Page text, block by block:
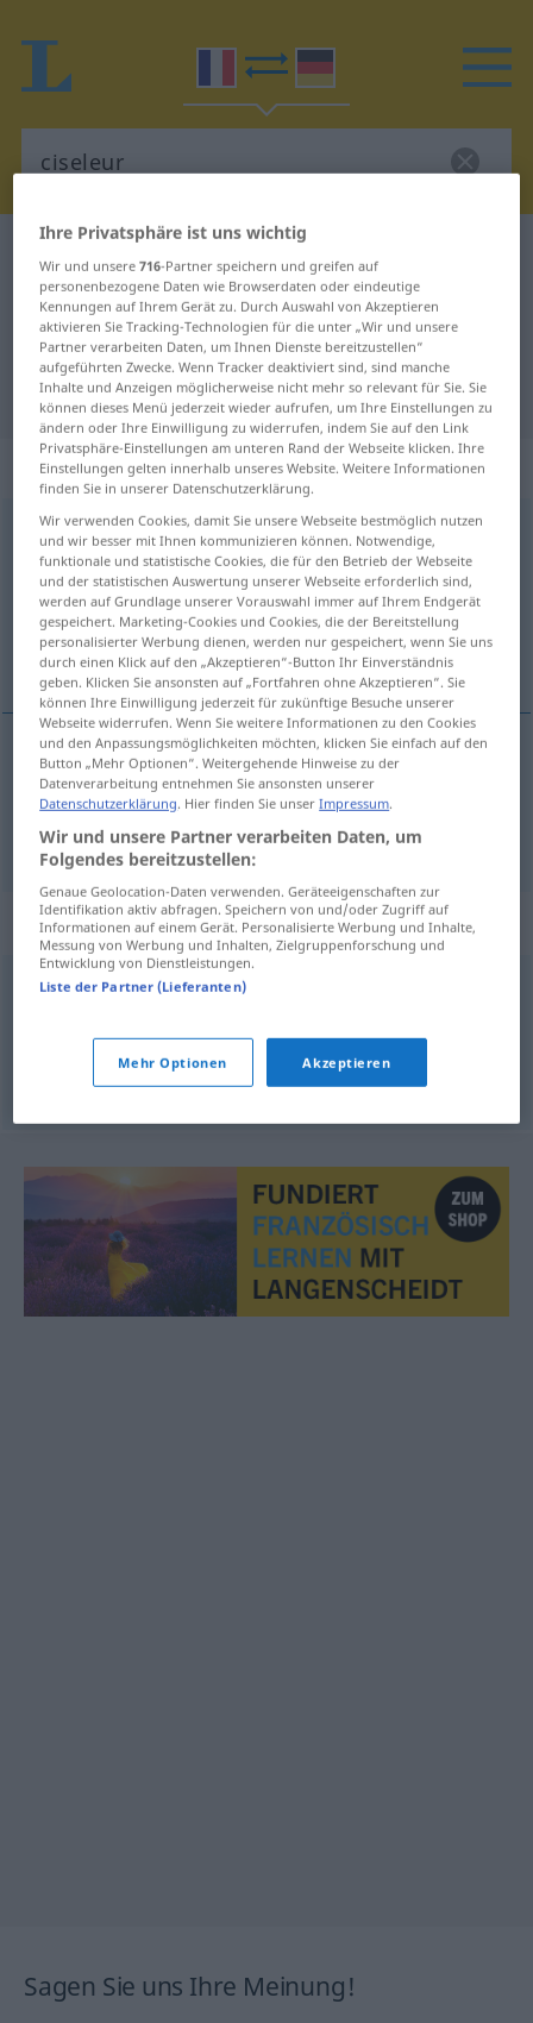
Französisch-Deutsch Übersetzung
für "ciseleur"
"ciseleur" Deutsch Übersetzung
„ciseleur“: masculin
ciseleur [sizlœʀ]m
Übersicht aller Übersetzungen
(Für mehr Details die Übersetzung anklicken/antippen)
Ziseleur, Ziselierer
Ziseleurm ciseleur
Ziseliererm ciseleur
Synonyme für "ciseleur"
Sagen Sie uns Ihre Meinung!
Ihre Privatsphäre ist uns wichtig
Wir und unsere716-Partner speichern und greifen auf
personenbezogene Daten wie Browserdaten oder eindeutige
Kennungen auf Ihrem Gerät zu. Durch Auswahl von Akzeptieren
aktivieren Sie Tracking-Technologien für die unter „Wir und unsere
Partner verarbeiten Daten, um Ihnen Dienste bereitzustellen“
aufgeführten Zwecke. Wenn Tracker deaktiviert sind, sind manche
Inhalte und Anzeigen möglicherweise nicht mehr so relevant für Sie. Sie
können dieses Menü jederzeit wieder aufrufen, um Ihre Einstellungen zu
ändern oder Ihre Einwilligung zu widerrufen, indem Sie auf den Link
Privatsphäre-Einstellungen am unteren Rand der Webseite klicken. Ihre
Einstellungen gelten innerhalb unseres Website. Weitere Informationen
finden Sie in unserer Datenschutzerklärung.
Wir verwenden Cookies, damit Sie unsere Webseite bestmöglich nutzen
und wir besser mit Ihnen kommunizieren können. Notwendige,
funktionale und statistische Cookies, die für den Betrieb der Webseite
und der statistischen Auswertung unserer Webseite erforderlich sind,
werden auf Grundlage unserer Vorauswahl immer auf Ihrem Endgerät
gespeichert. Marketing-Cookies und Cookies, die der Bereitstellung
personalisierter Werbung dienen, werden nur gespeichert, wenn Sie uns
durch einen Klick auf den „Akzeptieren“-Button Ihr Einverständnis
geben. Klicken Sie ansonsten auf „Fortfahren ohne Akzeptieren“. Sie
können Ihre Einwilligung jederzeit für zukünftige Besuche unserer
Webseite widerrufen. Wenn Sie weitere Informationen zu den Cookies
und den Anpassungsmöglichkeiten möchten, klicken Sie einfach auf den
Button „Mehr Optionen“. Weitergehende Hinweise zu der
Datenverarbeitung entnehmen Sie ansonsten unserer
Datenschutzerklärung. Hier finden Sie unserImpressum.
Wir und unsere Partner verarbeiten Daten, um
Folgendes bereitzustellen:
Genaue Geolocation-Daten verwenden. Geräteeigenschaften zur
Identifikation aktiv abfragen. Speichern von und/oder Zugriff auf
Informationen auf einem Gerät. Personalisierte Werbung und Inhalte,
Messung von Werbung und Inhalten, Zielgruppenforschung und
Entwicklung von Dienstleistungen.
Liste der Partner (Lieferanten)
Mehr Optionen Akzeptieren